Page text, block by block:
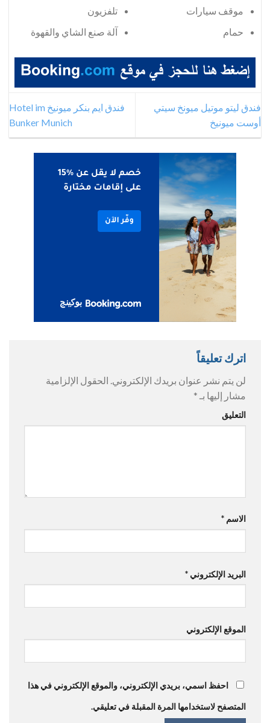
موقف سيارات
حمام
تلفزيون
آلة صنع الشاي والقهوة
فندق ليتو موتيل ميونخ سيتي
أوست ميونيخ
فندق ايم بنكر ميونيخ Hotel im
Bunker Munich
اترك تعليقاً
لن يتم نشر عنوان بريدك الإلكتروني. الحقول الإلزامية
مشار إليها بـ *
التعليق
الاسم *
البريد الإلكتروني *
الموقع الإلكتروني
احفظ اسمي، بريدي الإلكتروني، والموقع الإلكتروني في هذا
المتصفح لاستخدامها المرة المقبلة في تعليقي.